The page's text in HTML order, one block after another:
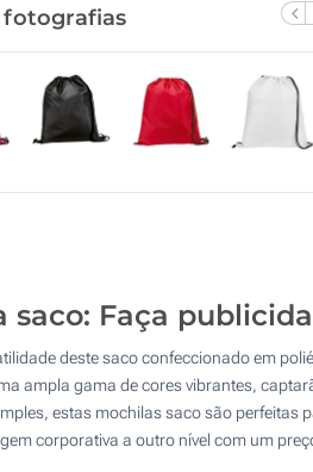
fotografias
saco: Faça
deste saco confeccionado em
ampla gama de cores vibrantes,
estas mochilas saco são perfeitas
corporativa a outro nível com um